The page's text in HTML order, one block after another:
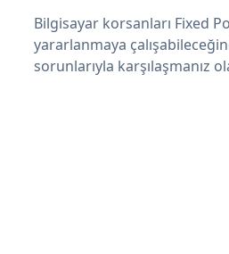
Bilgisayar korsanları Fixed
yararlanmaya
sorunlarıyla karşılaşmanız